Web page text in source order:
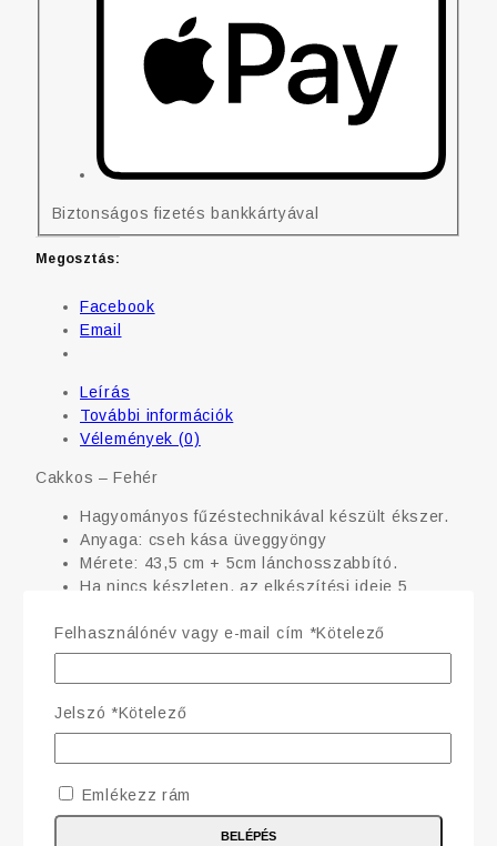
Biztonságos fizetés bankkártyával
Megosztás:
Facebook
Email
Leírás
További információk
Vélemények (0)
Cakkos – Fehér
Hagyományos fűzéstechnikával készült ékszer.
Anyaga: cseh kása üveggyöngy
Mérete: 43,5 cm + 5cm lánchosszabbító.
Ha nincs készleten, az elkészítési ideje 5
Tekintse megegyéb színösszeállításokbanis!
KövesseFacebook oldalunkat!
Jellemzők
gyöngy, cikkcakk, fehér, fulonfuggo,
fülönfüggő
Felhasználónév vagy e-mail cím *Kötelező
Jelszó *Kötelező
Emlékezz rám
BELÉPÉS